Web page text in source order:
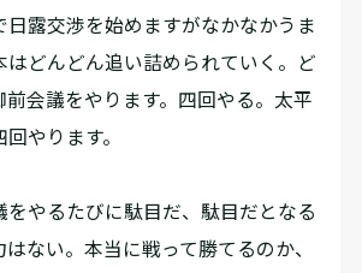
露交渉を始めますがなかなかうま
はどんどん追い詰められていく。ど
前会議をやります。四回やる。太平
やります。
やるたびに駄目だ、駄目だとなる
ない。本当に戦って勝てるのか、